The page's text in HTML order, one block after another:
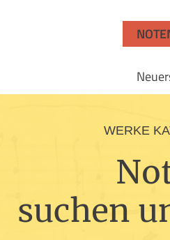
WERKE
suchen